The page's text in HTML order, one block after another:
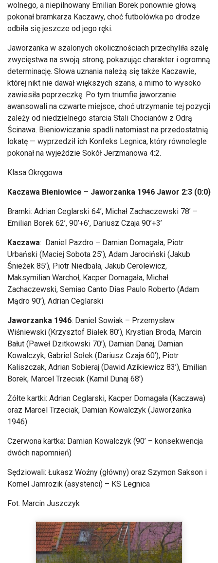
wolnego, a niepilnowany Emilian Borek ponownie głową
pokonał bramkarza Kaczawy, choć futbol ówka po drodze
odbiła się jeszcze od jego ręki.
Jaworzanka w szalonych okolicznościach przechyliła szalę
zwycięstwa na swoją stronę, pokazując charakter i ogromną
determinację. Słowa uznania należą się także Kaczawie,
której nikt nie dawał większych szans, a mimo to wysoko
zawiesiła poprzeczkę. Po tym triumfie jaworzanie
awansowali na czwarte miejsce, choć utrzymanie tej pozycji
zależy od niedzielnego starcia Stali Chocianów z Odrą
Ścinawa. Bieniowiczanie spadli natomiast na przedostatnią
lokatę — wyprzedził ich Konfeks Legnica, który równolegle
pokonał na wyjeździe Sokół Jerzmanowa 4:2.
Klasa Okręgowa:
Kaczawa Bieniowice – Jaworzanka 1946 Jawor 2:3 (0:0)
Bramki: Adrian Ceglarski 64’, Michał Zachaczewski 78’ –
Emilian Borek 62’, 90’+6’, Dariusz Czaja 90’+3’
Kaczawa: Daniel Pazdro – Damian Domagała, Piotr
Urbański (Maciej Sobota 25’), Adam Jarociński (Jakub
Śnieżek 85’), Piotr Niedbała, Jakub Cerolewicz,
Maksymilian Warchoł, Kacper Domagała, Michał
Zachaczewski, Semiao Canto Dias Paulo Roberto (Adam
Mądro 90’), Adrian Ceglarski
Jaworzanka 1946: Daniel Sowiak – Przemysław
Wiśniewski (Krzysztof Białek 80’), Krystian Broda, Marcin
Bałut (Paweł Dzitkowski 70’), Damian Danaj, Damian
Kowalczyk, Gabriel Sołek (Dariusz Czaja 60’), Piotr
Kaliszczak, Adrian Sobieraj (Dawid Azikiewicz 83’), Emilian
Borek, Marcel Trzeciak (Kamil Dunaj 68’)
Żółte kartki: Adrian Ceglarski, Kacper Domagała (Kaczawa)
oraz Marcel Trzeciak, Damian Kowalczyk (Jaworzanka
1946)
Czerwona kartka: Damian Kowalczyk (90’ – konsekwencja
dwóch napomnień)
Sędziowali: Łukasz Woźny (główny) oraz Szymon Sakson i
Kornel Jamrozik (asystenci) – KS Legnica
Fot. Marcin Juszczyk